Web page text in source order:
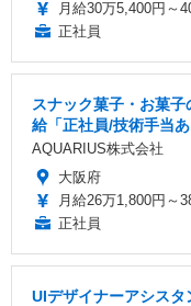
月給30万5,400円～
正社員
スナック菓子・お菓
給「正社員/技術手当
AQUARIUS株式会社
大阪府
月給26万1,800円～
正社員
UIデザイナーアシス